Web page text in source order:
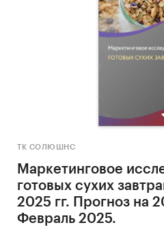
ТК СОЛЮШНС
Маркетинговое
готовых сухих
2025 гг. Прогноз на
Февраль 2025.